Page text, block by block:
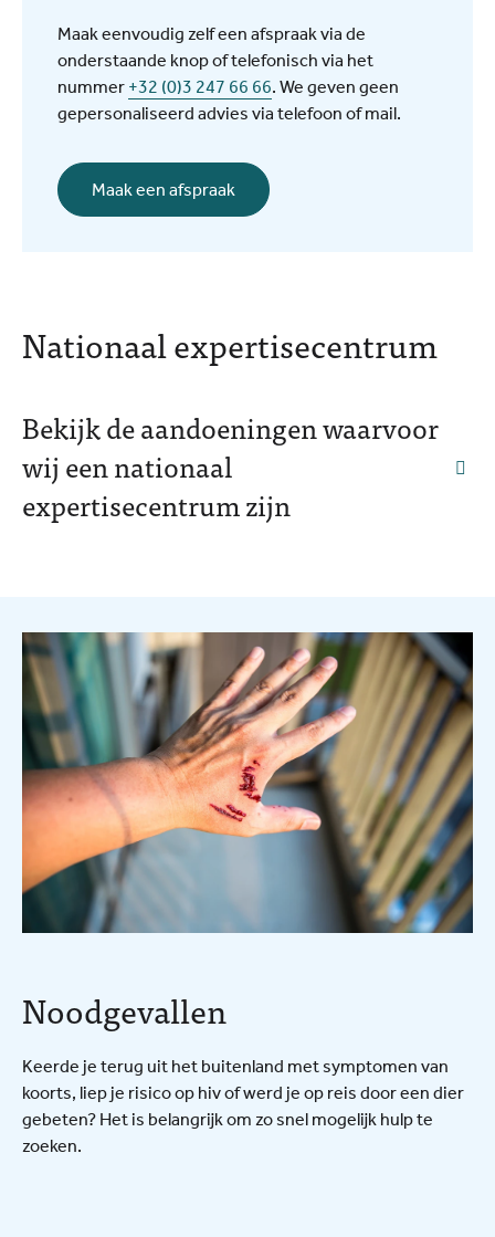
Maak eenvoudig zelf een afspraak via de
onderstaande knop of telefonisch via het
nummer +32 (0)3 247 66 66. We geven geen
gepersonaliseerd advies via telefoon of mail.
Maak een afspraak
Nationaal expertisecentrum
Bekijk de aandoeningen waarvoor
wij een nationaal
expertisecentrum zijn
Noodgevallen
Keerde je terug uit het buitenland met symptomen van
koorts, liep je risico op hiv of werd je op reis door een dier
gebeten? Het is belangrijk om zo snel mogelijk hulp te
zoeken.